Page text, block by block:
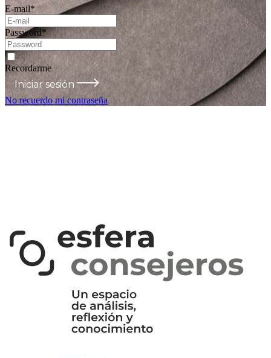
E-mail*
Password*
Recordarme
Iniciar sesión
No recuerdo mi contraseña